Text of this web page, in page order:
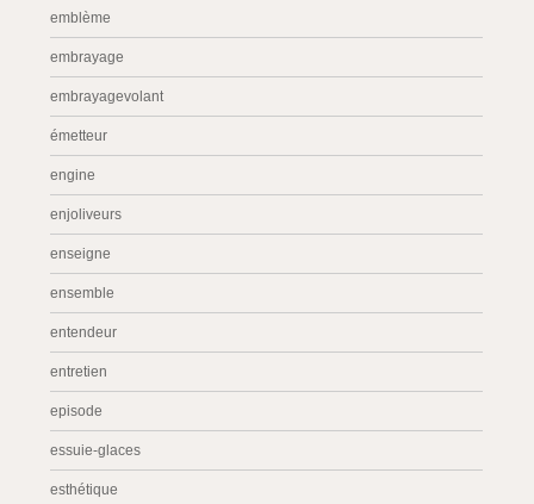
emblème
embrayage
embrayagevolant
émetteur
engine
enjoliveurs
enseigne
ensemble
entendeur
entretien
episode
essuie-glaces
esthétique